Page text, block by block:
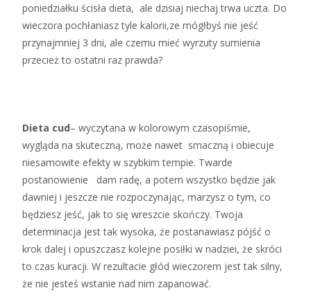
poniedziałku ścisła dieta, ale dzisiaj niechaj trwa uczta. Do
wieczora pochłaniasz tyle kalorii,ze mógłbyś nie jeść
przynajmniej 3 dni, ale czemu mieć wyrzuty sumienia
przecież to ostatni raz prawda?
Dieta cud– wyczytana w kolorowym czasopiśmie,
wygląda na skuteczną, może nawet smaczną i obiecuje
niesamowite efekty w szybkim tempie. Twarde
postanowienie dam radę, a potem wszystko będzie jak
dawniej i jeszcze nie rozpoczynając, marzysz o tym, co
będziesz jeść, jak to się wreszcie skończy. Twoja
determinacja jest tak wysoka, że postanawiasz pójść o
krok dalej i opuszczasz kolejne posiłki w nadziei, że skróci
to czas kuracji. W rezultacie głód wieczorem jest tak silny,
że nie jesteś wstanie nad nim zapanować.